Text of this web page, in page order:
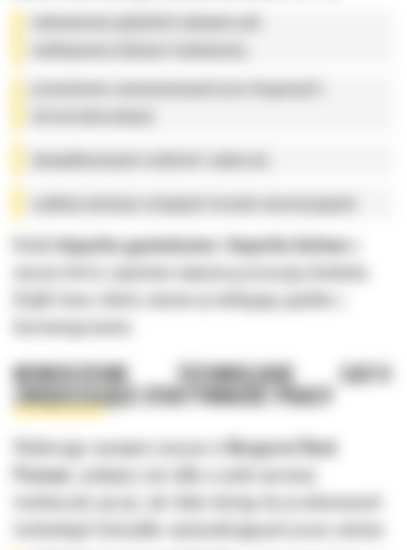
wykonywania głębokich wykopów pod
prowadzenia zaawansowanych prac drogowych i
skomplikowanych rozbiórek i wyburzeń,
szybkiej niwelacji rozległych terenów inwestycyjnych.
Każdakoparka gąsienicowaikoparka kołowaz
naszej oferty zapewnia najwyższą precyzję działania.
Dzięki temu roboty ziemne przebiegają zgodnie z
harmonogramem.
NOWOCZESNE TECHNOLOGIE CAT®
ZWIĘKSZAJĄCE EFEKTYWNOŚĆ PRACY
Wybierając wynajem maszyn wBergerat Rent
Poznań
, zyskujesz nie tylko w pełni sprawny
technicznie sprzęt, ale także dostęp do przełomowych
technologii Caterpillar optymalizujących prace ziemne: